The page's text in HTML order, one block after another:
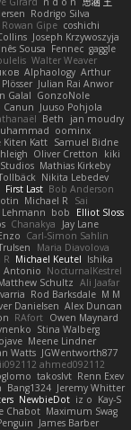
Rodrigo Silva
Rowan Gipe coshichi
Joseph Krzywoszyja
Inês Sousa Fennec gaggle
Walter Weaver
Alphaology Arthur
Julian Rai Anwor
Galal GonzoNole
Canun Juuso Pohjola
Beth
jan moudry
oominx
Kiten Katt Samuel Bidne
Oliver Cretton
kiki
Mathias Kirkeby
Nikita Lebedev
First Last Bob Anderson
Michael R
Sai
bob
Elliot Sloss
Chanakya
Jay Lane
Carl-Simon Sahlin
Maria Diavolova
R Michael Keutel Ishika
Antonio NocturnalKestrel
Schultz Ali Jaafar
Rod Barksdale M M
Danielsen Alex Duncan
RAfort Owen Maynard
Stina Walberg
Meene Lindner
Watts JGWentworth877
ahmed092112
takoslvt Renn Exev
Bang1324 Jeremy Whitter
NewbieDot iz o Kay-S
Chabot Maximum Swag
James Barber